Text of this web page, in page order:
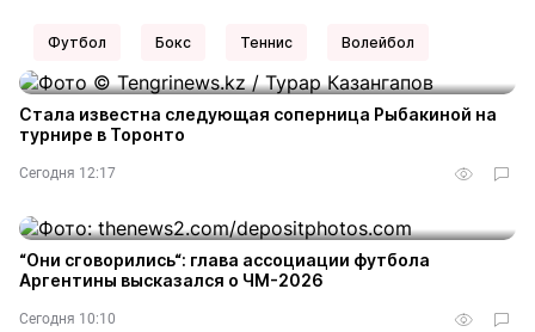
Футбол Бокс Теннис Волейбол
Стала известна следующая соперница Рыбакиной на
турнире в Торонто
Сегодня 12:17
“Они сговорились“: глава ассоциации футбола
Аргентины высказался о ЧМ-2026
Сегодня 10:10